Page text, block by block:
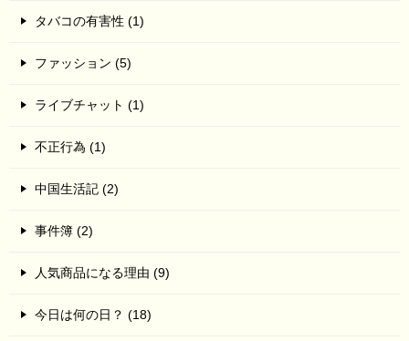
タバコの有害性 (1)
ファッション (5)
ライブチャット (1)
不正行為 (1)
中国生活記 (2)
事件簿 (2)
人気商品になる理由 (9)
今日は何の日？ (18)